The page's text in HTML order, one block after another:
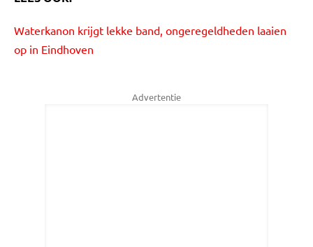
Waterkanon krijgt lekke band, ongeregeldheden laaien
op in Eindhoven
Advertentie